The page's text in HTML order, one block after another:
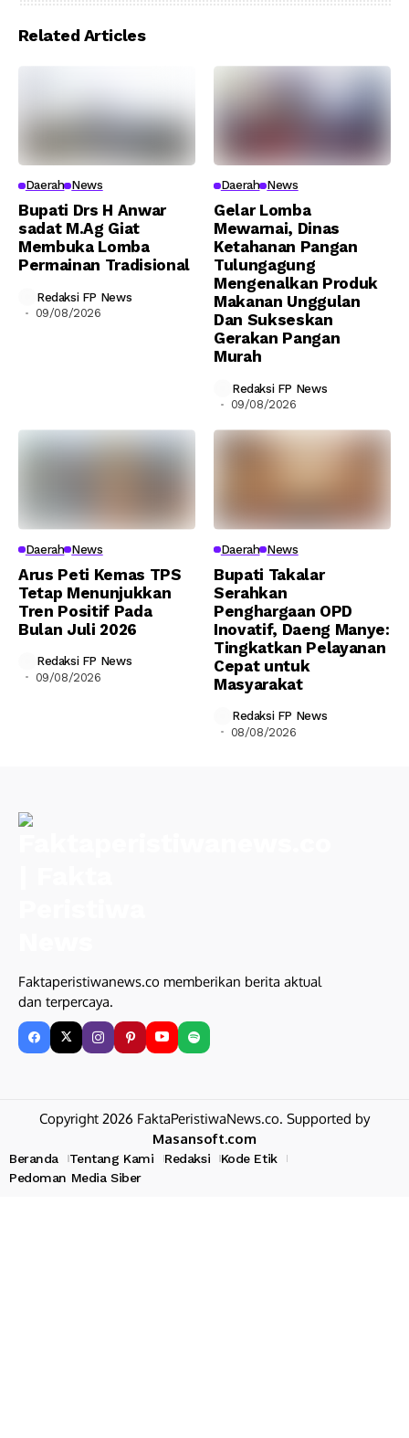
Related Articles
Daerah News
Bupati Drs H Anwar
sadat M.Ag Giat
Membuka Lomba
Permainan Tradisional
Redaksi FP News
09/08/2026
Daerah News
Gelar Lomba
Mewarnai, Dinas
Ketahanan Pangan
Tulungagung
Mengenalkan Produk
Makanan Unggulan
Dan Sukseskan
Gerakan Pangan
Murah
Redaksi FP News
09/08/2026
Daerah News
Arus Peti Kemas TPS
Tetap Menunjukkan
Tren Positif Pada
Bulan Juli 2026
Redaksi FP News
09/08/2026
Daerah News
Bupati Takalar
Serahkan
Penghargaan OPD
Inovatif, Daeng Manye:
Tingkatkan Pelayanan
Cepat untuk
Masyarakat
Redaksi FP News
08/08/2026
Faktaperistiwanews.co memberikan berita aktual
dan terpercaya.
Copyright 2026 FaktaPeristiwaNews.co. Supported by
Masansoft.com
Beranda Tentang Kami Redaksi
Kode Etik
Pedoman Media Siber